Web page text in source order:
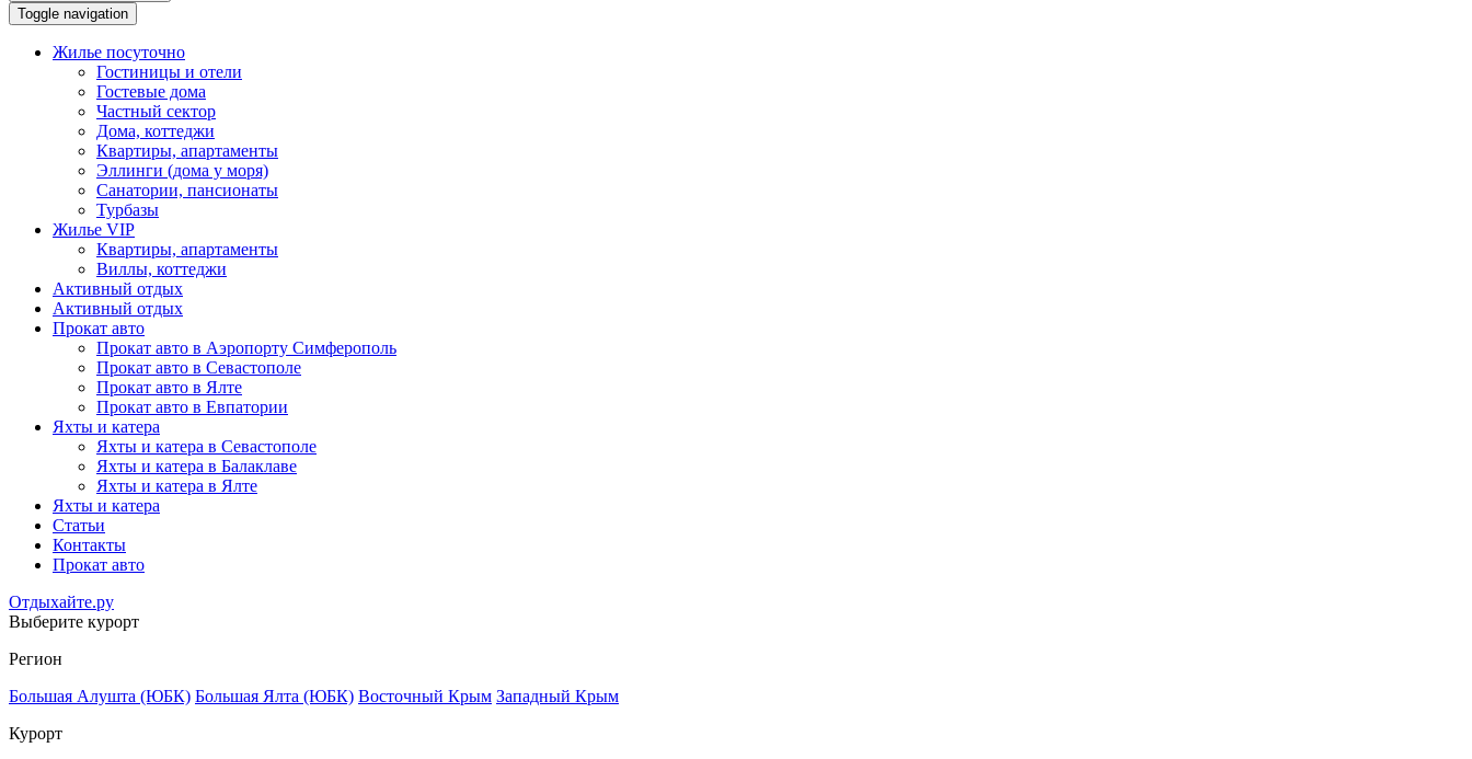
Toggle navigation
Жилье посуточно
Гостиницы и отели
Гостевые дома
Частный сектор
Дома, коттеджи
Квартиры, апартаменты
Эллинги (дома у моря)
Санатории, пансионаты
Турбазы
Жилье VIP
Квартиры, апартаменты
Виллы, коттеджи
Активный отдых
Активный отдых
Прокат авто
Прокат авто в Аэропорту Симферополь
Прокат авто в Севастополе
Прокат авто в Ялте
Прокат авто в Евпатории
Яхты и катера
Яхты и катера в Севастополе
Яхты и катера в Балаклаве
Яхты и катера в Ялте
Яхты и катера
Статьи
Контакты
Прокат авто
Отдыхайте.ру
Выберите курорт
Регион
Большая Алушта (ЮБК) Большая Ялта (ЮБК) Восточный Крым Западный Крым
Курорт